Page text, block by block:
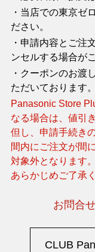
・当店での東京ゼ
ださい。
・申請内容とご注
ンセルする場合が
・クーポンのお渡
ただいております。
Panasonic Store
なる場合は、値引
但し、申請手続き
間内にご注文が間
対象外となります。
あらかじめご了承
お問合
CLUB